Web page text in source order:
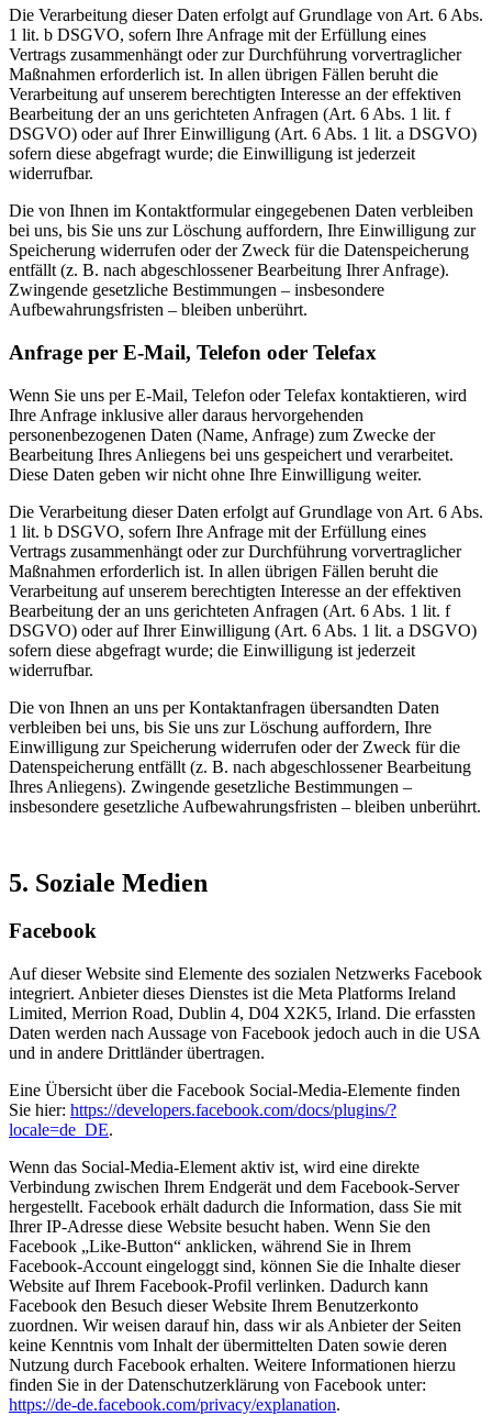
Die Verarbeitung dieser Daten erfolgt auf Grundlage von Art. 6 Abs.
1 lit. b DSGVO, sofern Ihre Anfrage mit der Erfüllung eines
Vertrags zusammenhängt oder zur Durchführung vorvertraglicher
Maßnahmen erforderlich ist. In allen übrigen Fällen beruht die
Verarbeitung auf unserem berechtigten Interesse an der effektiven
Bearbeitung der an uns gerichteten Anfragen (Art. 6 Abs. 1 lit. f
DSGVO) oder auf Ihrer Einwilligung (Art. 6 Abs. 1 lit. a DSGVO)
sofern diese abgefragt wurde; die Einwilligung ist jederzeit
widerrufbar.
Die von Ihnen im Kontaktformular eingegebenen Daten verbleiben
bei uns, bis Sie uns zur Löschung auffordern, Ihre Einwilligung zur
Speicherung widerrufen oder der Zweck für die Datenspeicherung
entfällt (z. B. nach abgeschlossener Bearbeitung Ihrer Anfrage).
Zwingende gesetzliche Bestimmungen – insbesondere
Aufbewahrungsfristen – bleiben unberührt.
Anfrage per E-Mail, Telefon oder Telefax
Wenn Sie uns per E-Mail, Telefon oder Telefax kontaktieren, wird
Ihre Anfrage inklusive aller daraus hervorgehenden
personenbezogenen Daten (Name, Anfrage) zum Zwecke der
Bearbeitung Ihres Anliegens bei uns gespeichert und verarbeitet.
Diese Daten geben wir nicht ohne Ihre Einwilligung weiter.
Die Verarbeitung dieser Daten erfolgt auf Grundlage von Art. 6 Abs.
1 lit. b DSGVO, sofern Ihre Anfrage mit der Erfüllung eines
Vertrags zusammenhängt oder zur Durchführung vorvertraglicher
Maßnahmen erforderlich ist. In allen übrigen Fällen beruht die
Verarbeitung auf unserem berechtigten Interesse an der effektiven
Bearbeitung der an uns gerichteten Anfragen (Art. 6 Abs. 1 lit. f
DSGVO) oder auf Ihrer Einwilligung (Art. 6 Abs. 1 lit. a DSGVO)
sofern diese abgefragt wurde; die Einwilligung ist jederzeit
widerrufbar.
Die von Ihnen an uns per Kontaktanfragen übersandten Daten
verbleiben bei uns, bis Sie uns zur Löschung auffordern, Ihre
Einwilligung zur Speicherung widerrufen oder der Zweck für die
Datenspeicherung entfällt (z. B. nach abgeschlossener Bearbeitung
Ihres Anliegens). Zwingende gesetzliche Bestimmungen –
insbesondere gesetzliche Aufbewahrungsfristen – bleiben unberührt.
5. Soziale Medien
Facebook
Auf dieser Website sind Elemente des sozialen Netzwerks Facebook
integriert. Anbieter dieses Dienstes ist die Meta Platforms Ireland
Limited, Merrion Road, Dublin 4, D04 X2K5, Irland. Die erfassten
Daten werden nach Aussage von Facebook jedoch auch in die USA
und in andere Drittländer übertragen.
Eine Übersicht über die Facebook Social-Media-Elemente finden
Sie hier: https://developers.facebook.com/docs/plugins/?
locale=de_DE.
Wenn das Social-Media-Element aktiv ist, wird eine direkte
Verbindung zwischen Ihrem Endgerät und dem Facebook-Server
hergestellt. Facebook erhält dadurch die Information, dass Sie mit
Ihrer IP-Adresse diese Website besucht haben. Wenn Sie den
Facebook „Like-Button“ anklicken, während Sie in Ihrem
Facebook-Account eingeloggt sind, können Sie die Inhalte dieser
Website auf Ihrem Facebook-Profil verlinken. Dadurch kann
Facebook den Besuch dieser Website Ihrem Benutzerkonto
zuordnen. Wir weisen darauf hin, dass wir als Anbieter der Seiten
keine Kenntnis vom Inhalt der übermittelten Daten sowie deren
Nutzung durch Facebook erhalten. Weitere Informationen hierzu
finden Sie in der Datenschutzerklärung von Facebook unter:
https://de-de.facebook.com/privacy/explanation.